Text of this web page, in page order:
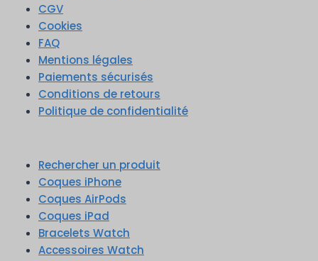
CGV
Cookies
FAQ
Mentions légales
Paiements sécurisés
Conditions de retours
Politique de confidentialité
Rechercher un produit
Coques iPhone
Coques AirPods
Coques iPad
Bracelets Watch
Accessoires Watch